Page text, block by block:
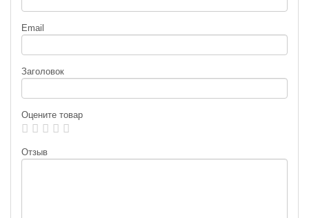
Email
Заголовок
Оцените товар
Отзыв